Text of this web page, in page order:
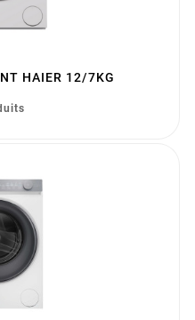
HAIER 12/7KG